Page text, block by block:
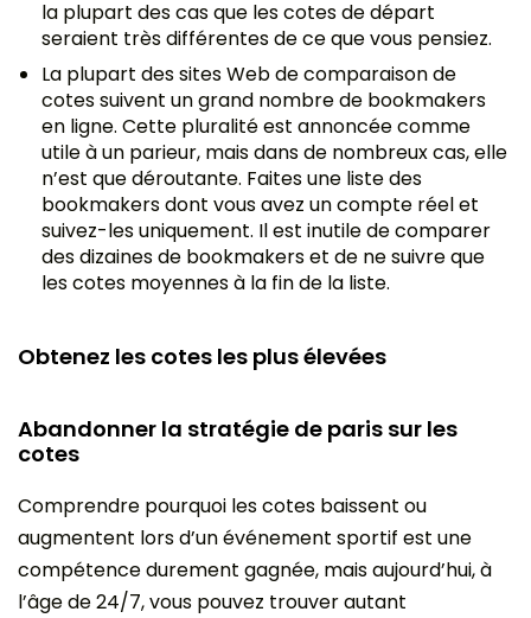
la plupart des cas que les cotes de départ
seraient très différentes de ce que vous pensiez.
La plupart des sites Web de comparaison de
cotes suivent un grand nombre de bookmakers
en ligne. Cette pluralité est annoncée comme
utile à un parieur, mais dans de nombreux cas, elle
n’est que déroutante. Faites une liste des
bookmakers dont vous avez un compte réel et
suivez-les uniquement. Il est inutile de comparer
des dizaines de bookmakers et de ne suivre que
les cotes moyennes à la fin de la liste.
Obtenez les cotes les plus élevées
Abandonner la stratégie de paris sur les
cotes
Comprendre pourquoi les cotes baissent ou
augmentent lors d’un événement sportif est une
compétence durement gagnée, mais aujourd’hui, à
l’âge de 24/7, vous pouvez trouver autant